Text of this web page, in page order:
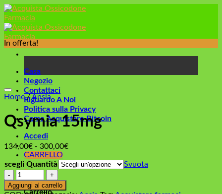
Skip
to
content
Casa
Negozio
Contattaci
Riguardo A Noi
Politica sulla Privacy
Come Acquistare Bitcoin
Accedi
CARRELLO
0
Carrello
In offerta!
Home /Ansia
Qsymia 15mg
134,00€ - 300,00€Fascia
prezzo:
scegli Quantità
Svuota
Quantità
Aggiungi al carrello